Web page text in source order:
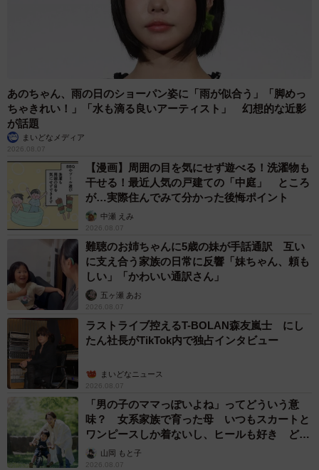
あのちゃん、雨の日のショーパン姿に「雨が似合う」「脚めっ
ちゃきれい！」「水も滴る良いアーティスト」 幻想的な近影
が話題
まいどなメディア
2026.08.07
【漫画】周囲の目を気にせず遊べる！洗濯物も
干せる！最近人気の戸建ての「中庭」 ところ
が…実際住んでみて分かった後悔ポイント
中瀬 えみ
2026.08.07
難聴のお姉ちゃんに5歳の妹が手話通訳 互い
に支え合う家族の日常に反響「妹ちゃん、頼も
しい」「かわいい通訳さん」
五ヶ瀬 あお
2026.08.07
ラストライブ控えるT-BOLAN森友嵐士 にし
たん社長がTikTok内で独占インタビュー
まいどなニュース
2026.08.07
「男の子のママっぽいよね」ってどういう意
味？ 女系家族で育った母 いつもスカートと
ワンピースしか着ないし、ヒールも好き どの
へんが…
山岡 もと子
2026.08.07